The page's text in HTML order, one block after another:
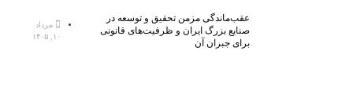
عقب‌ماندگی مزمن تحقیق و توسعه در
صنایع بزرگ ایران و ظرفیت‌های قانونی
برای جبران آن
مرداد
۱۰, ۱۴۰۵